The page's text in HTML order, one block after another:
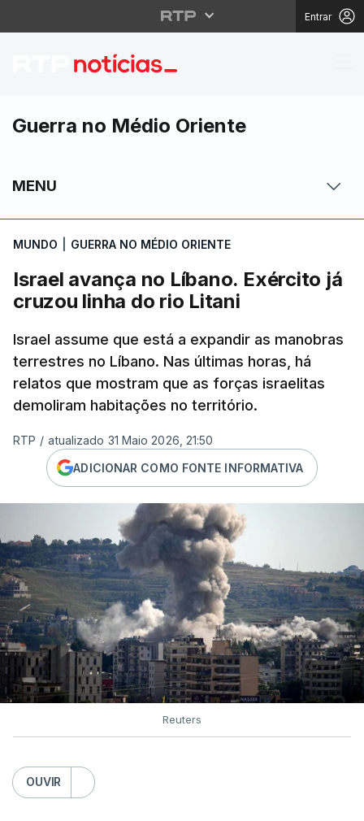
Entrar
Israel avança no
Guerra no Médio Oriente
MENU
MUNDO GUERRA NO MÉDIO ORIENTE
Israel avança no Líbano. Exército já
cruzou linha do rio Litani
Israel assume que está a expandir as manobras
terrestres no Líbano. Nas últimas horas, há
relatos que mostram que as forças israelitas
demoliram habitações no território.
RTP / atualizado 31 Maio 2026, 21:50
ADICIONAR COMO FONTE INFORMATIVA
Reuters
OUVIR